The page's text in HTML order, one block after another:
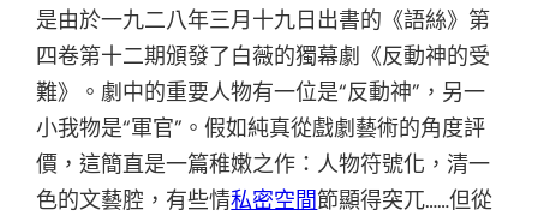
是由於一九二八年三月十九日出書的《語絲》第
四卷第十二期頒發了白薇的獨幕劇《反動神的受
難》。劇中的重要人物有一位是“反動神”，另一
小我物是“軍官”。假如純真從戲劇藝術的角度評
價，這簡直是一篇稚嫩之作：人物符號化，清一
色的文藝腔，有些情私密空間節顯得突兀……但從